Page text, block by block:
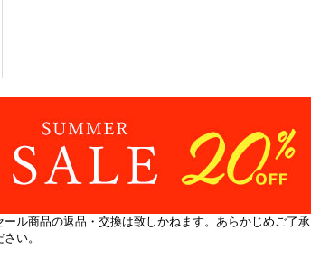
ル商品の返品・交換は致しかねます。あらかじめご了承
さい。